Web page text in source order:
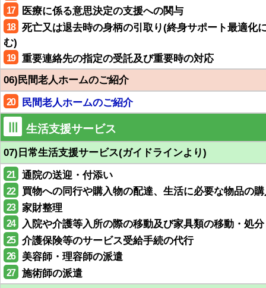
17 医療に係る意思決定の支援への関与
18
死亡又は退去時の身柄の引取り(終身サポート最適化
む)
19
重要連絡先の指定の受託及び重要時の対応
06)民間老人ホームのご紹介
20 民間老人ホームのご紹介
生活支援サービス
07)日常生活支援サービス(ガイドラインより)
21 通院の送迎・付添い
22 買物への同行や購入物の配達、生活に必要な物品の
23 家財整理
24 入院や介護等入所の際の移動及び家具類の移動・処分
25 介護保険等のサービス受給手続の代行
26 美容師・理容師の派遣
27
施術師の派遣